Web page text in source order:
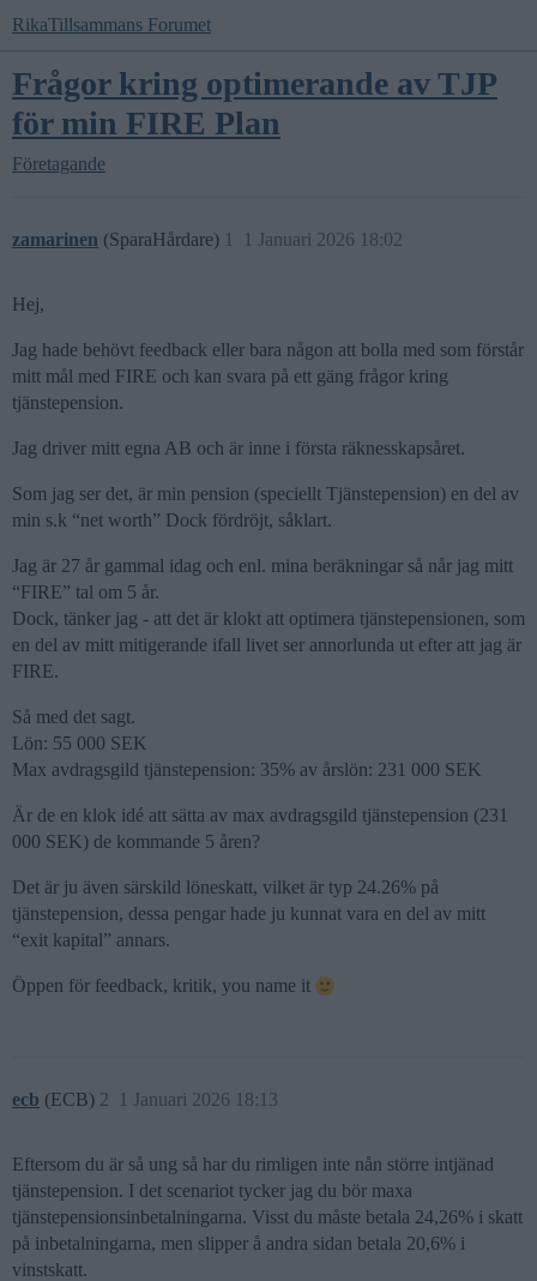
RikaTillsammans Forumet
Frågor kring optimerande av TJP
för min FIRE Plan
Företagande
zamarinen (SparaHårdare) 1 Januari 2026 18:02
1
Hej,
Jag hade behövt feedback eller bara någon att bolla med som förstår
mitt mål med FIRE och kan svara på ett gäng frågor kring
tjänstepension.
Jag driver mitt egna AB och är inne i första räknesskapsåret.
Som jag ser det, är min pension (speciellt Tjänstepension) en del av
min s.k “net worth” Dock fördröjt, såklart.
Jag är 27 år gammal idag och enl. mina beräkningar så når jag mitt
“FIRE” tal om 5 år.
Dock, tänker jag - att det är klokt att optimera tjänstepensionen, som
en del av mitt mitigerande ifall livet ser annorlunda ut efter att jag är
FIRE.
Så med det sagt.
Lön: 55 000 SEK
Max avdragsgild tjänstepension: 35% av årslön: 231 000 SEK
Är de en klok idé att sätta av max avdragsgild tjänstepension (231
000 SEK) de kommande 5 åren?
Det är ju även särskild löneskatt, vilket är typ 24.26% på
tjänstepension, dessa pengar hade ju kunnat vara en del av mitt
“exit kapital” annars.
Öppen för feedback, kritik, you name it
ecb (ECB) 1 Januari 2026 18:13
2
Eftersom du är så ung så har du rimligen inte nån större intjänad
tjänstepension. I det scenariot tycker jag du bör maxa
tjänstepensionsinbetalningarna. Visst du måste betala 24,26% i skatt
på inbetalningarna, men slipper å andra sidan betala 20,6% i
vinstskatt.